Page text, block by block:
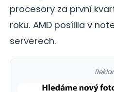
procesory za první
roku. AMD posílila v
serverech.